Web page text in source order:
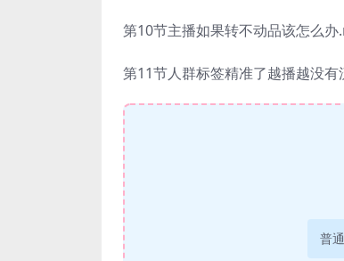
第10节主播如果转不动品该怎么
第11节人群标签精准了越播越没
普